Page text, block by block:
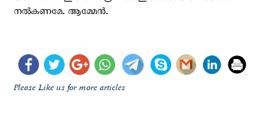
നല്‍കണമേ. ആമ്മേന്‍.
Please Like us for more articles